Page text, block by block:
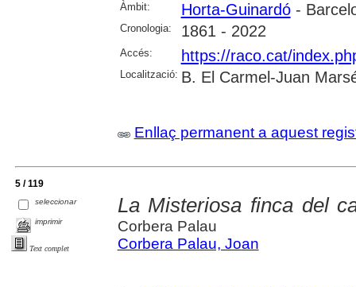
Àmbit: Horta-Guinardó-
Cronologia: 1861 - 2022
Accés: https://raco.cat/
Localització: B. El Carmel-Juan
Enllaç permanent a aquest
5 / 119
seleccionar
imprimir
Text complet
La Misteriosa finca del
Corbera Palau
Corbera Palau, Joan